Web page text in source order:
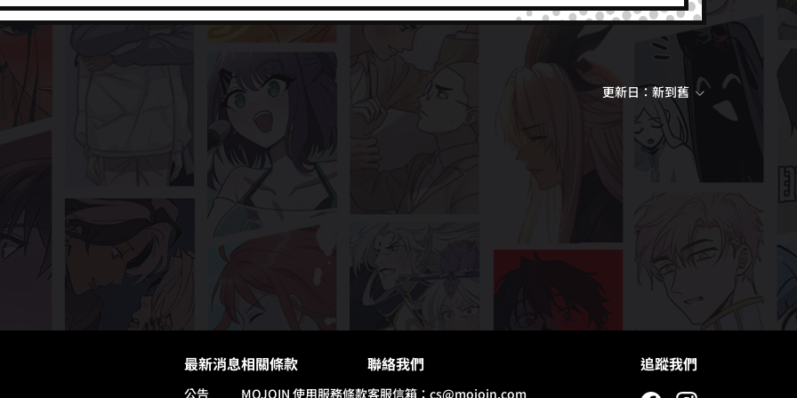
更新日：新到舊
最新消息
公告
相關條款
MOJOIN 使用服務條款
聯絡我們
客服信箱： cs@mojoin.com
追蹤我們